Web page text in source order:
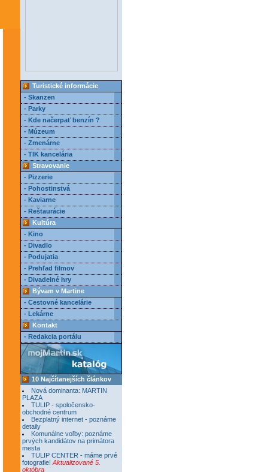
Turistické informácie
- Skanzen
- Parky
- Kde načerpať benzín ?
- Múzeum
- Zmenárne
- TIK kancelária
Stravovanie
- Pizzerie
- Pohostinstvá
- Kaviarne
- Reštaurácie
Kultúra
- Kino
- Divadlo
- Podujatia
- Prehľad filmov
- Divadelné hry
Bývam v Martine
- Cestovné kancelárie
- Lekárne
Kontakt
- Redakcia portálu
10 Najčítanejších článkov
Nová dominanta: MARTIN
PLAZA
TULIP - spoločensko-
obchodné centrum
Bezplatný internet - poznáme
detaily
Komunálne voľby: poznáme
prvých kandidátov na primátora
mesta
TULIP CENTER - máme prvé
fotografie! Aktualizované 5.
októbra